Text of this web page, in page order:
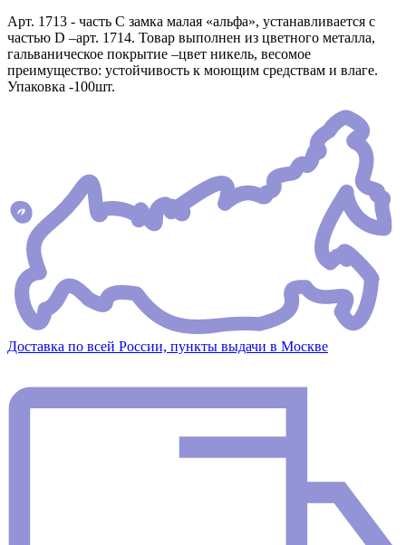
Арт. 1713 - часть С замка малая «альфа», устанавливается с
частью D –арт. 1714. Товар выполнен из цветного металла,
гальваническое покрытие –цвет никель, весомое
преимущество: устойчивость к моющим средствам и влаге.
Упаковка -100шт.
Доставка по всей России, пункты выдачи в Москве